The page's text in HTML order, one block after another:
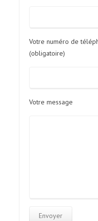
Votre numéro de
(obligatoire)
Votre message